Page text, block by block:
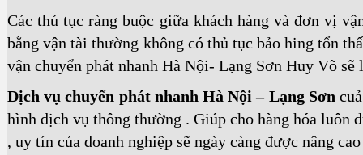
Các thủ tục ràng buộc giữa khách hàng và đơn vị
bằng vận tài thường không có thủ tục bảo hing tổn
vận chuyển phát nhanh Hà Nội- Lạng Sơn Huy Võ
Dịch vụ chuyển phát nhanh Hà Nội – Lạng Sơn
hình dịch vụ thông thường . Giúp cho hàng hóa luôn
, uy tín của doanh nghiệp sẽ ngày càng được nâng